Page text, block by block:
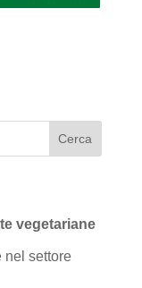
vegetariane
nel settore